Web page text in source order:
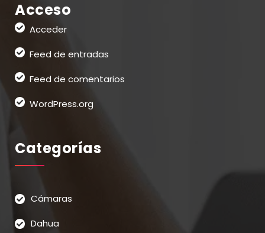
Acceso
Acceder
Feed de entradas
Feed de comentarios
WordPress.org
Categorías
Cámaras
Dahua